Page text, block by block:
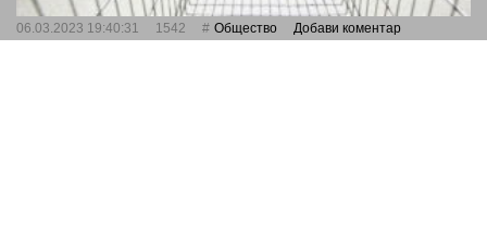
06.03.2023 19:40:31 1542 Общество Добави коментар